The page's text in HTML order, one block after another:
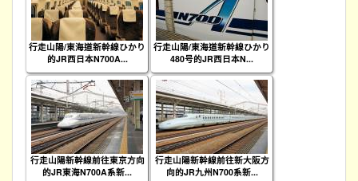
行走山陽/東海道新幹線ひかり
的JR西日本N700A...
行走山陽/東海道新幹線ひかり
480号的JR西日本N...
行走山陽新幹線前往東京方向
的JR東海N700A系新...
行走山陽新幹線前往新大阪方
向的JR九州N700系新...